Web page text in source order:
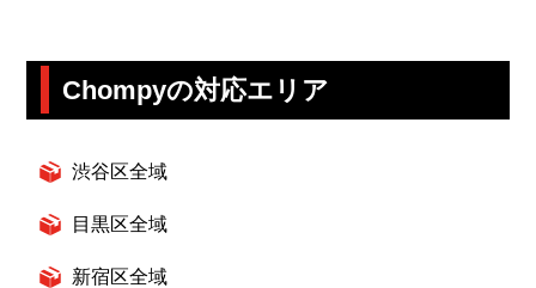
Chompyの対応エリア
渋谷区全域
目黒区全域
新宿区全域